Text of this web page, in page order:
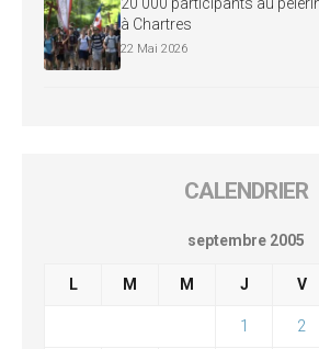
à Chartres
22 Mai 2026
CALENDRIER
septembre 2005
L M M J V
1 2